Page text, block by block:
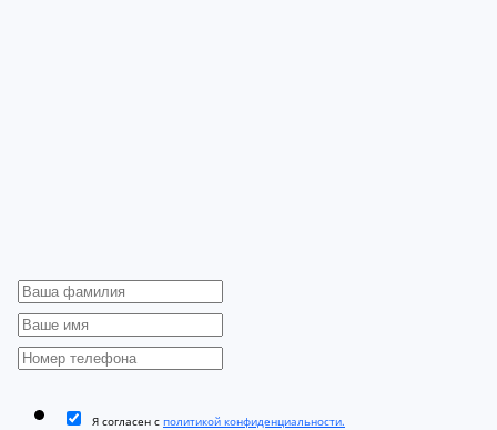
Я согласен с политикой конфиденциальности.